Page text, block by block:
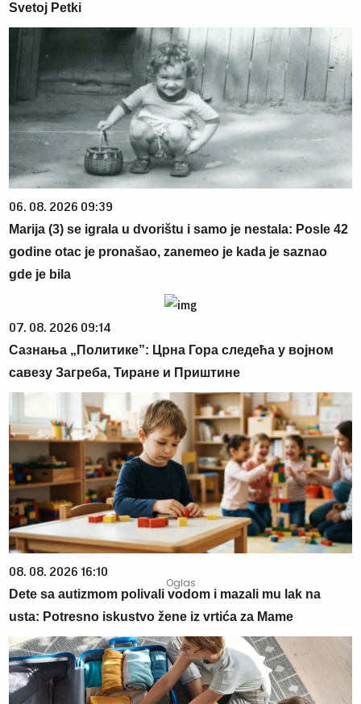
Svetoj Petki
06. 08. 2026 09:39
Marija (3) se igrala u dvorištu i samo je nestala: Posle 42
godine otac je pronašao, zanemeo je kada je saznao
gde je bila
07. 08. 2026 09:14
Сазнања „Политике”: Црна Гора следећа у војном
савезу Загреба, Тиране и Приштине
08. 08. 2026 16:10
Dete sa autizmom polivali vodom i mazali mu lak na
usta: Potresno iskustvo žene iz vrtića za Mame